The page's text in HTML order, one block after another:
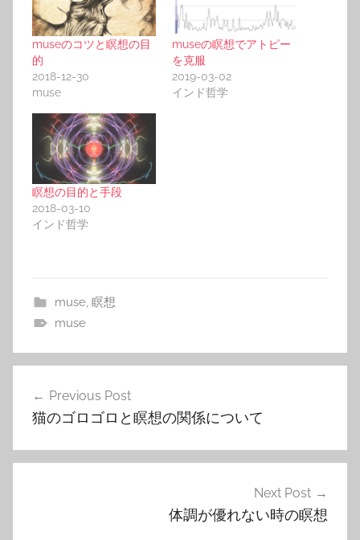
museのコツと瞑想の目
的
2018-12-30
muse
museの瞑想でアトピー
を克服
2019-03-02
インド哲学
瞑想の目的と手段
2018-03-10
インド哲学
muse, 瞑想
muse
稿
ビ
Previous Post
猫のゴロゴロと瞑想の関係について
Next Post
体調が優れない時の瞑想